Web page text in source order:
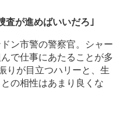
査が進めばいいだろ｣
ン市警の警察官。シャー
で仕事にあたることが多
りが目立つハリーと、生
の相性はあまり良くな